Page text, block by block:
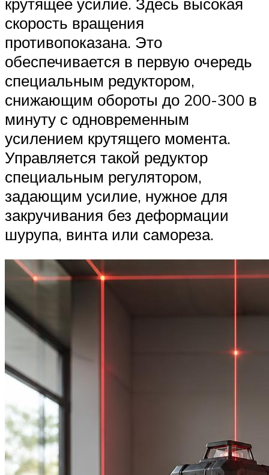
скорость вращения
противопоказана. Это
обеспечивается в первую очередь
специальным редуктором,
снижающим обороты до 200-300 в
минуту с одновременным
усилением крутящего момента.
Управляется такой редуктор
специальным регулятором,
задающим усилие, нужное для
закручивания без деформации
шурупа, винта или самореза.